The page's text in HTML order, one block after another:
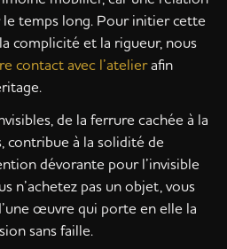
le temps long. Pour initier cette
complicité et la rigueur, nous
contact avec l’atelierafin
de la ferrure cachée à la
contribue à la solidité de
dévorante pour l’invisible
n’achetez pas un objet, vous
œuvre qui porte en elle la
sans faille.